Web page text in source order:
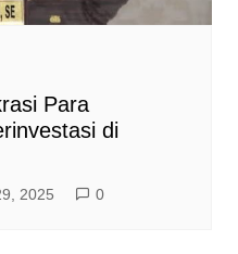
Para
di
2025 0